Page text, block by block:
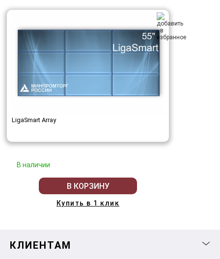
LigaSmart Array
В наличии
В КОРЗИНУ
Купить в 1 клик
КЛИЕНТАМ